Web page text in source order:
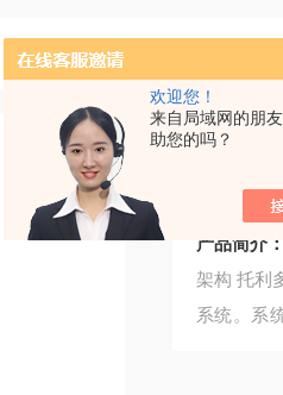
欢迎您！
来自局域网的朋
助您的吗？
托利
产品简介：
架构 托利
系统。系